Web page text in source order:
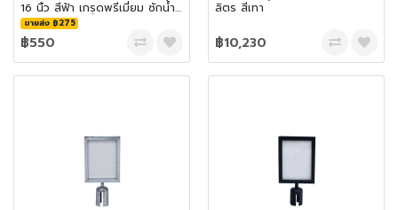
16 นิ้ว สีฟ้า เกรดพรีเมี่ยม ซักน้ำ
ร้อน และเข้าเครื่องอบได้ถึง 92°C
ขายส่ง ฿275
฿550
ลิตร สีเทา
฿10,230